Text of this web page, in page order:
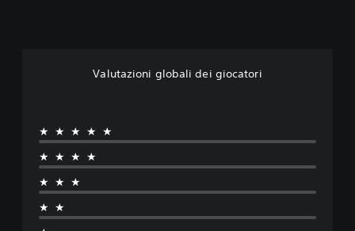
Valutazioni globali dei giocatori
★★★★★
★★★★
★★★
★★